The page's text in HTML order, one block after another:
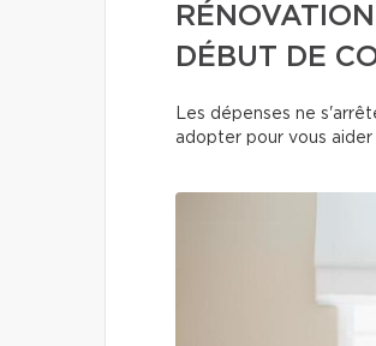
DÉBUT DE
Les dépenses ne
adopter pour vous